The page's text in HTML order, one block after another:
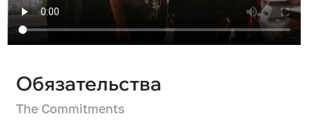
Обязательства
The Commitments